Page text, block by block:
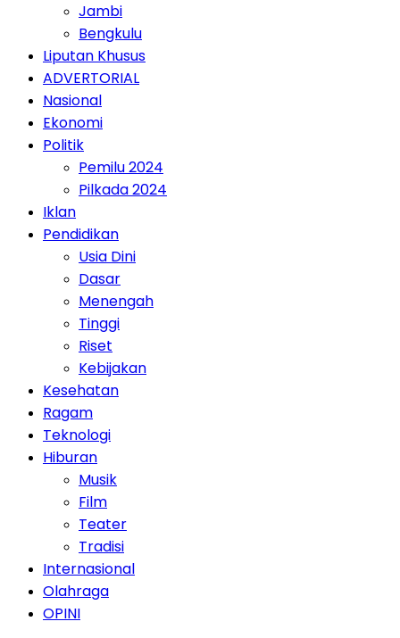
Jambi
Bengkulu
Liputan Khusus
ADVERTORIAL
Nasional
Ekonomi
Politik
Pemilu 2024
Pilkada 2024
Iklan
Pendidikan
Usia Dini
Dasar
Menengah
Tinggi
Riset
Kebijakan
Kesehatan
Ragam
Teknologi
Hiburan
Musik
Film
Teater
Tradisi
Internasional
Olahraga
OPINI